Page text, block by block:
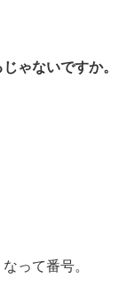
ゃないですか。
って番号。